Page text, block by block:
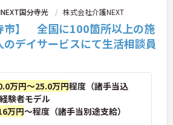
国分寺光 株式会社介護NEXT
市】 全国に100箇所以上の施
デイサービスにて生活相談員
万円～25.0万円程度（諸手当込
験者モデル
万円～程度（諸手当別途支給）